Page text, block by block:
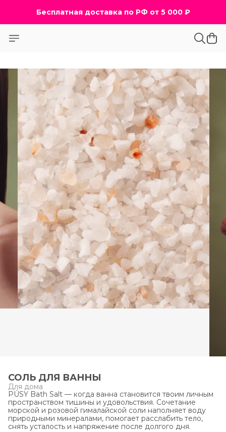
Бесплатная доставка по РФ от 5 000 ₽
СОЛЬ ДЛЯ ВАННЫ
Для дома
PÚSY Bath Salt — когда ванна становится твоим личным
пространством тишины и удовольствия. Сочетание
морской и розовой гималайской соли наполняет воду
природными минералами, помогает расслабить тело,
снять усталость и напряжение после долгого дня.